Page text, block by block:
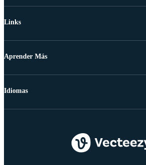
Links
Aprender Más
Idiomas